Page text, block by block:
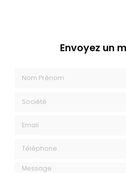
Envoyez un
Nom Prénom
Société
Téléphone
Message